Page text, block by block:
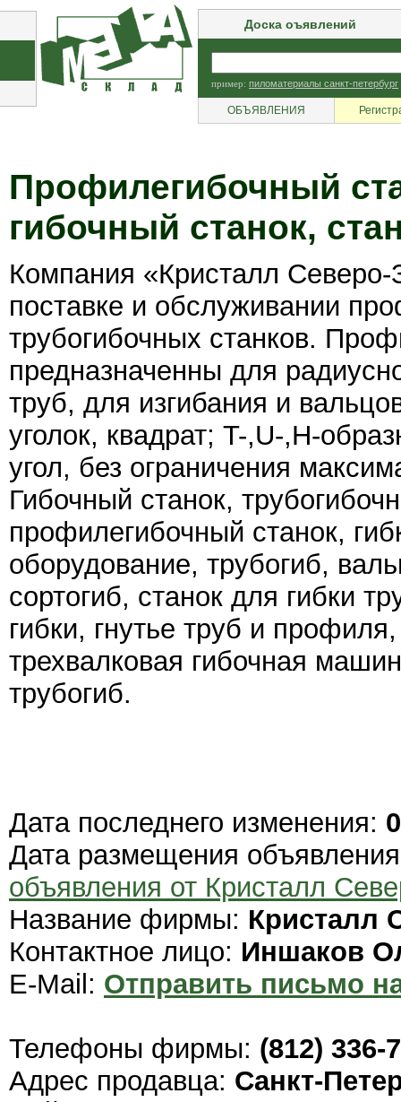
Доска оъявлений
пример: пиломатериалы санкт-петербург
ОБЪЯВЛЕНИЯ
Профилегибочный
гибочный станок,
Компания «Кристалл
поставке и обслуживании
трубогибочных станков.
предназначенны для
труб, для изгибания и
уголок, квадрат; T-,U-,H-
угол, без ограничения
Гибочный станок,
профилегибочный станок,
оборудование, трубогиб,
сортогиб, станок для гибки
гибки, гнутье труб и
трехвалковая гибочная
трубогиб.
Дата последнего изменения:
Дата размещения
объявления от Кристалл
Название фирмы: Кристалл
Контактное лицо: Иншаков
E-Mail: Отправить письмо
Телефоны фирмы: (812) 336-
Адрес продавца: Санкт-